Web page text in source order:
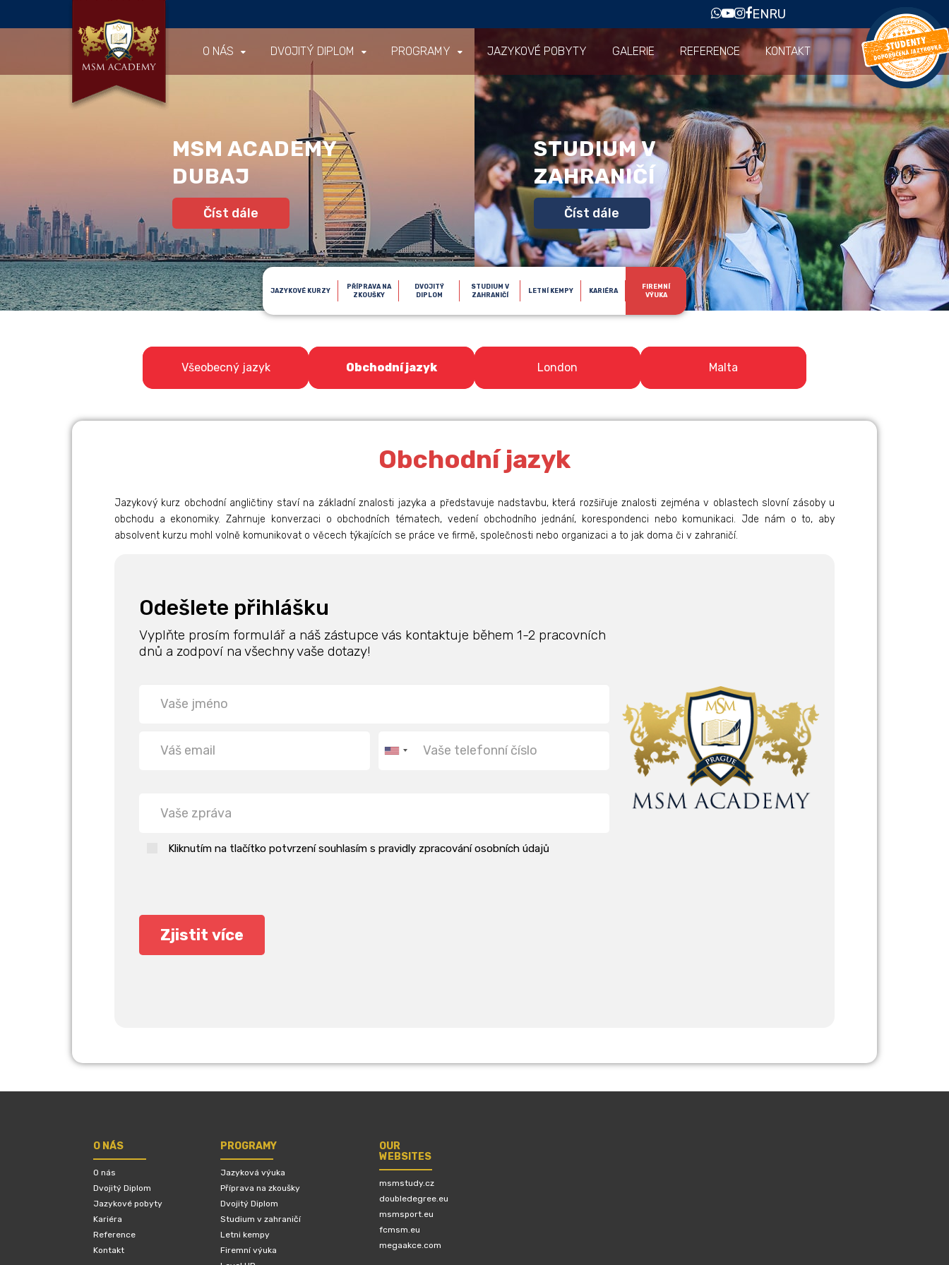
ENRU
O NÁS DVOJITÝ DIPLOM PROGRAMY JAZYKOVÉ POBYTY GALERIE REFERENCE KONTAKT
MSM ACADEMY
DUBAJ
Číst dále
STUDIUM V
ZAHRANIČÍ
Číst dále
JAZYKOVÉ KURZY
PŘÍPRAVA NA
ZKOUŠKY
DVOJITÝ
DIPLOM
STUDIUM V
ZAHRANIČÍ
LETNÍ KEMPY KARIÉRA
FIREMNÍ
VÝUKA
Všeobecný jazyk Obchodní jazyk London Malta
Obchodní jazyk
Jazykový kurz obchodní angličtiny staví na základní znalosti jazyka a představuje nadstavbu, která rozšiřuje znalosti zejména v oblastech slovní zásoby u
obchodu a ekonomiky. Zahrnuje konverzaci o obchodních tématech, vedení obchodního jednání, korespondenci nebo komunikaci. Jde nám o to, aby
absolvent kurzu mohl volně komunikovat o věcech týkajících se práce ve firmě, společnosti nebo organizaci a to jak doma či v zahraničí.
Odešlete přihlášku
Vyplňte prosím formulář a náš zástupce vás kontaktuje během 1-2 pracovních
dnů a zodpoví na všechny vaše dotazy!
Kliknutím na tlačítko potvrzení souhlasím s pravidly zpracování osobních údajů
O NÁS
O nás
Dvojitý Diplom
Jazykové pobyty
Kariéra
Reference
Kontakt
PROGRAMY
Jazyková výuka
Příprava na zkoušky
Dvojitý Diplom
Studium v zahraničí
Letni kempy
Firemní výuka
OUR
WEBSITES
msmstudy.cz
doubledegree.eu
msmsport.eu
fcmsm.eu
megaakce.com